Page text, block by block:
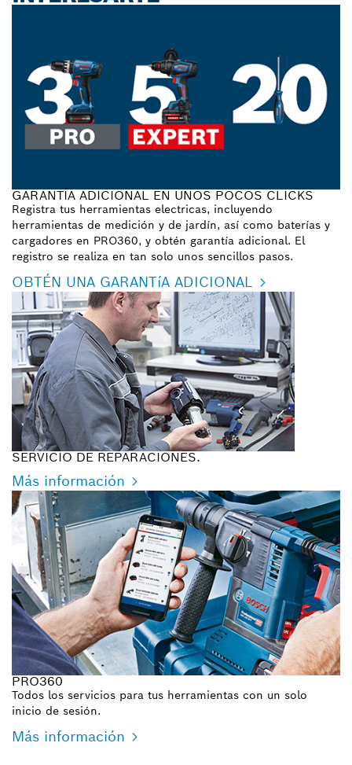
GARANTÍA ADICIONAL EN UNOS POCOS CLICKS
Registra tus herramientas electricas, incluyendo
herramientas de medición y de jardín, así como baterías y
cargadores en PRO360, y obtén garantía adicional. El
registro se realiza en tan solo unos sencillos pasos.
OBTÉN UNA GARANTíA ADICIONAL
SERVICIO DE REPARACIONES.
Más información
PRO360
Todos los servicios para tus herramientas con un solo
inicio de sesión.
Más información